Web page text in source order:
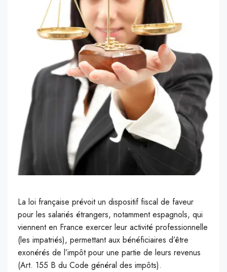
La loi française prévoit un dispositif fiscal de faveur
pour les salariés étrangers, notamment espagnols, qui
viennent en France exercer leur activité professionnelle
(les impatriés), permettant aux bénéficiaires d’être
exonérés de l’impôt pour une partie de leurs revenus
(Art. 155 B du Code général des impôts).